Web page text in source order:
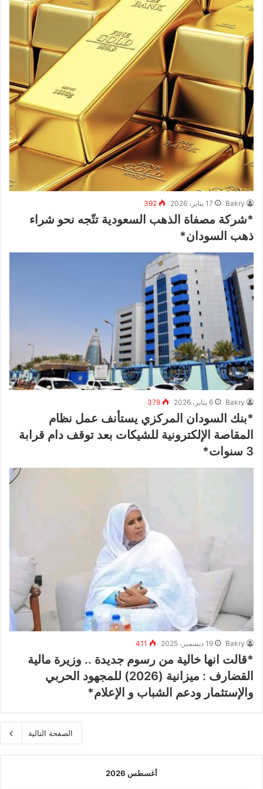
Bakry 17 يناير، 2026 392
*شركة مصفاة الذهب السعودية تتّجه نحو شراء
ذهب السودان*
Bakry 6 يناير، 2026 379
*بنك السودان المركزي يستأنف عمل نظام
المقاصة الإلكترونية للشيكات بعد توقف دام قرابة
3 سنوات*
Bakry 19 ديسمبر، 2025 411
*قالت انها خالية من رسوم جديدة .. وزيرة مالية
القضارف : ميزانية (2026) للمجهود الحربي
والإستثمار ودعم الشباب و الإعلام*
الصفحة التالية
أغسطس 2026